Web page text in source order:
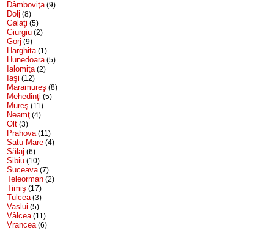
Dâmboviţa (9)
Dolj (8)
Galaţi (5)
Giurgiu (2)
Gorj (9)
Harghita (1)
Hunedoara (5)
Ialomiţa (2)
Iaşi (12)
Maramureş (8)
Mehedinţi (5)
Mureş (11)
Neamţ (4)
Olt (3)
Prahova (11)
Satu-Mare (4)
Sălaj (6)
Sibiu (10)
Suceava (7)
Teleorman (2)
Timiş (17)
Tulcea (3)
Vaslui (5)
Vâlcea (11)
Vrancea (6)